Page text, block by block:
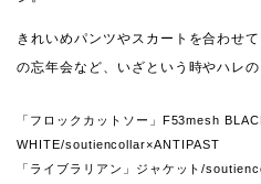
きれいめパンツやスカートを合わせ
の忘年会など、いざという時やハレの
「フロックカットソー」F53mesh
WHITE/soutiencollar×ANTIPAST
「ライブラリアン」ジャケット/